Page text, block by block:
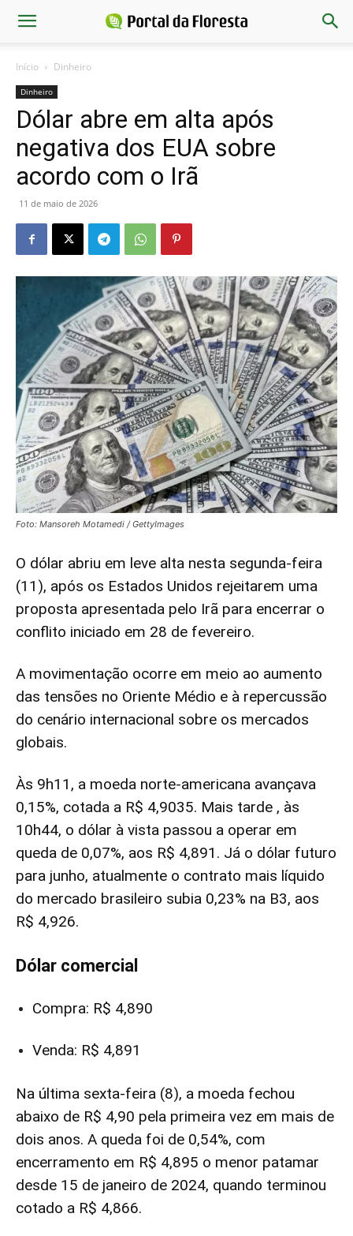
Início Dinheiro
Dinheiro
Dólar abre em alta após
negativa dos EUA sobre
acordo com o Irã
11 de maio de 2026
Foto: Mansoreh Motamedi / GettyImages
O dólar abriu em leve alta nesta segunda-feira
(11), após os Estados Unidos rejeitarem uma
proposta apresentada pelo Irã para encerrar o
conflito iniciado em 28 de fevereiro.
A movimentação ocorre em meio ao aumento
das tensões no Oriente Médio e à repercussão
do cenário internacional sobre os mercados
globais.
Às 9h11, a moeda norte-americana avançava
0,15%, cotada a R$ 4,9035. Mais tarde , às
10h44, o dólar à vista passou a operar em
queda de 0,07%, aos R$ 4,891. Já o dólar futuro
para junho, atualmente o contrato mais líquido
do mercado brasileiro subia 0,23% na B3, aos
R$ 4,926.
Dólar comercial
Compra: R$ 4,890
Venda: R$ 4,891
Na última sexta-feira (8), a moeda fechou
abaixo de R$ 4,90 pela primeira vez em mais de
dois anos. A queda foi de 0,54%, com
encerramento em R$ 4,895 o menor patamar
desde 15 de janeiro de 2024, quando terminou
cotado a R$ 4,866.